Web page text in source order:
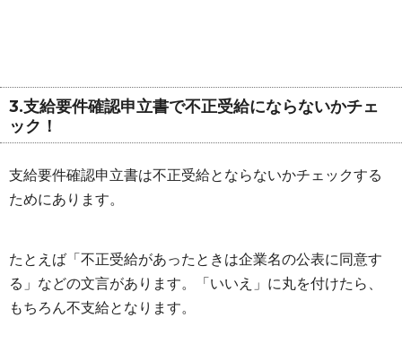
3.支給要件確認申立書で不正受給にならないかチェ
ック！
支給要件確認申立書は不正受給とならないかチェックする
ためにあります。
たとえば「不正受給があったときは企業名の公表に同意す
る」などの文言があります。「いいえ」に丸を付けたら、
もちろん不支給となります。